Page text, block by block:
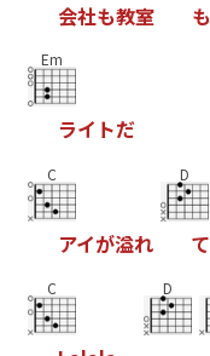
会社も教室 も
Em
ライ トだ
C
アイが溢れ
D
て
C D